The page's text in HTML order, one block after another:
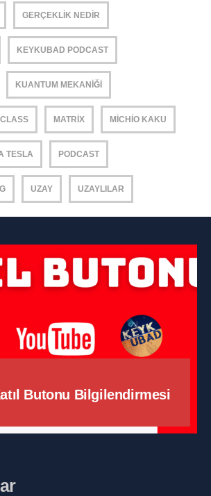
GERÇEKLIK NEDIR
KEYKUBAD PODCAST
KUANTUM MEKANIĞI
MATRIX MICHIO KAKU
TESLA PODCAST
UZAY UZAYLILAR
Butonu Bilgilendirmesi